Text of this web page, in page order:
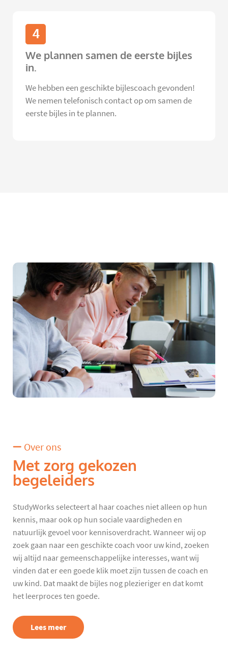
4
We plannen samen de eerste bijles
in.
We hebben een geschikte bijlescoach gevonden!
We nemen telefonisch contact op om samen de
eerste bijles in te plannen.
Over ons
Met zorg gekozen
begeleiders
StudyWorks selecteert al haar coaches niet alleen op hun
kennis, maar ook op hun sociale vaardigheden en
natuurlijk gevoel voor kennisoverdracht. Wanneer wij op
zoek gaan naar een geschikte coach voor uw kind, zoeken
wij altijd naar gemeenschappelijke interesses, want wij
vinden dat er een goede klik moet zijn tussen de coach en
uw kind. Dat maakt de bijles nog plezieriger en dat komt
het leerproces ten goede.
Lees meer